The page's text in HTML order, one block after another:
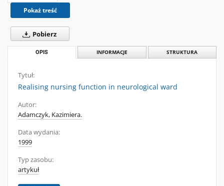
Pokaż treść
Pobierz
OPIS INFORMACJE STRUKTURA
Tytuł:
Realising nursing function in neurological ward
Autor:
Adamczyk, Kazimiera.
Data wydania:
1999
Typ zasobu:
artykuł